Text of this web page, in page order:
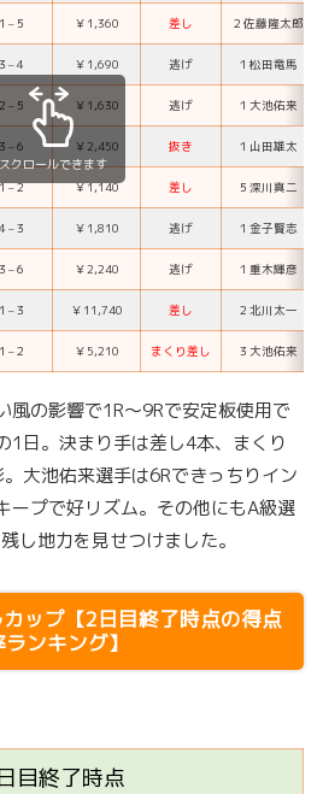
１ – ５ ￥1,360 差し ２ 佐藤隆太郎
３ –４ ￥1,690 逃げ １ 松田竜馬
２ – ５ ￥1,630 逃げ １ 大池佑来
３ – ６ ￥2,450 抜き １ 山田雄太
–２ ￥1,140 差し ５ 深川真二
４ –３ ￥1,810 逃げ １ 金子賢志
３ –６ ￥2,240 逃げ １ 重木輝彦
１ –３ ￥11,740 差し ２ 北川太一
１ –２ ￥5,210 まくり差し ３ 大池佑来
スクロールできます
の影響で1R～9Rで安定板使用で
1日。決まり手は差し4本、まくり
大池佑来選手は6Rできっちりイン
ープで好リズム。その他にもA級選
し地力を見せつけました。
ップ【2日目終了時点の得点
ンキング】
目終了時点